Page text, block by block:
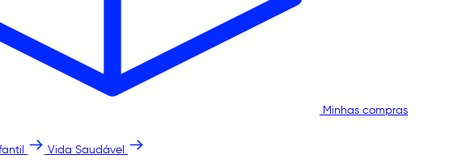
Minhas compras
Vida Saudável